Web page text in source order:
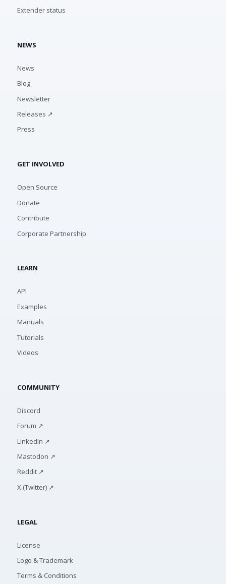
Extender status
NEWS
News
Blog
Newsletter
Releases ↗
Press
GET INVOLVED
Open Source
Donate
Contribute
Corporate Partnership
LEARN
API
Examples
Manuals
Tutorials
Videos
COMMUNITY
Discord
Forum ↗
LinkedIn ↗
Mastodon ↗
Reddit ↗
X (Twitter) ↗
LEGAL
License
Logo & Trademark
Terms & Conditions